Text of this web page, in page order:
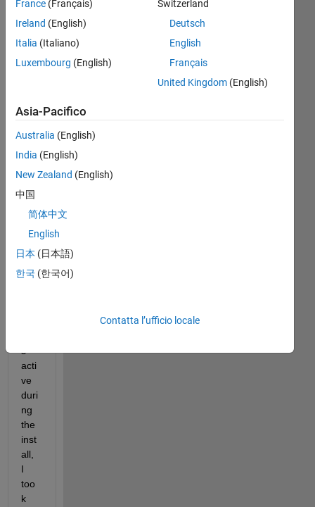
e to
the
fact
that
my
co
mp
any
hav
s
acti
ve
duri
ng
the
inst
all,
I
too
k
France (Français)
Ireland (English)
Italia (Italiano)
Luxembourg (English)
Switzerland
Deutsch
English
Français
United Kingdom(English)
Asia-Pacifico
Australia (English)
India (English)
New Zealand (English)
中国
简体中文
English
日本 (日本語)
한국 (한국어)
Contatta l’ufficio locale